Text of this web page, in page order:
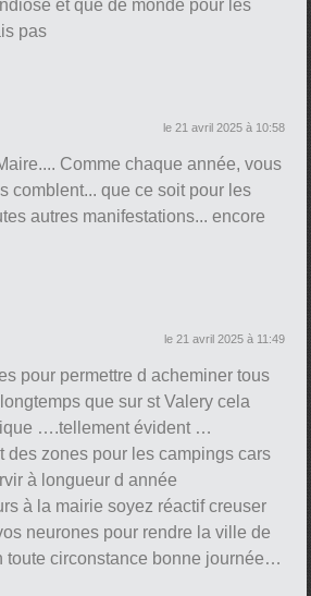
et que de monde pour les
pas
le 21 avril 2025 à 10:58
Comme chaque année, vous
comblent... que ce soit pour les
autres manifestations... encore
le 21 avril 2025 à 11:49
pour permettre d acheminer tous
que sur st Valery cela
….tellement évident …
des zones pour les campings cars
à longueur d année
à la mairie soyez réactif creuser
neurones pour rendre la ville de
toute circonstance bonne journée…